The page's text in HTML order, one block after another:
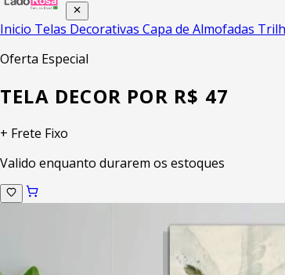
Inicio Telas Decorativas Capa de Almofadas
Oferta Especial
TELA DECOR POR R$ 47
+ Frete Fixo
Valido enquanto durarem os estoques